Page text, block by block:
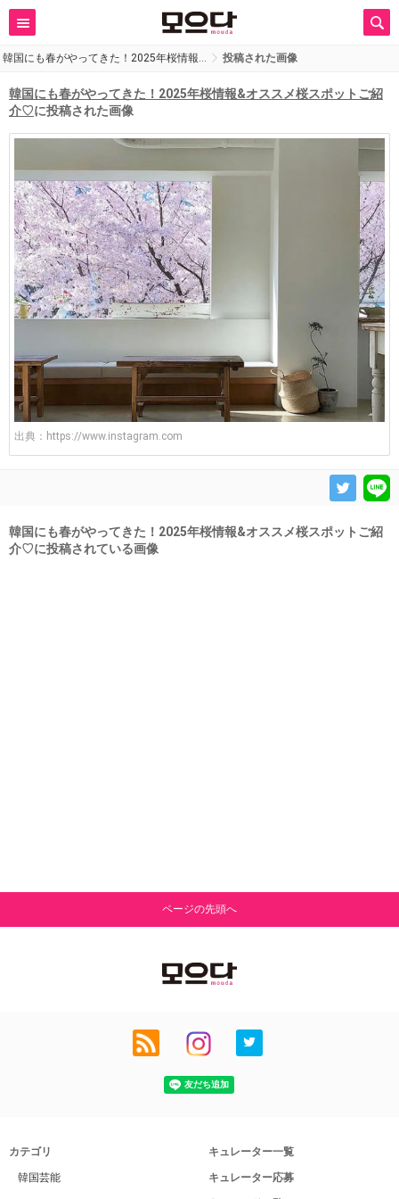
韓国にも春がやってきた！2025年桜情報… 投稿された画像
韓国にも春がやってきた！2025年桜情報&オススメ桜スポットご紹
介♡に投稿された画像
出典： https://www.instagram.com
韓国にも春がやってきた！2025年桜情報&オススメ桜スポットご紹
介♡に投稿されている画像
ページの先頭へ
カテゴリ
韓国芸能
キュレーター一覧
キュレーター応募